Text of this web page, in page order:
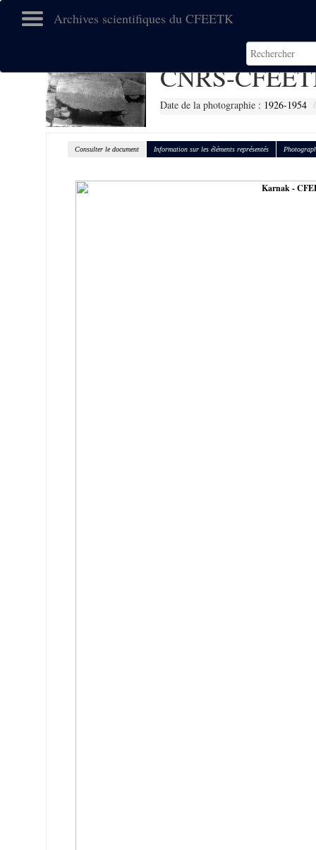
Archives scientifiques du CFEETK
CNRS-
Date de la photographie : 1926-1954
Consulter le document Information sur les éléments représentés